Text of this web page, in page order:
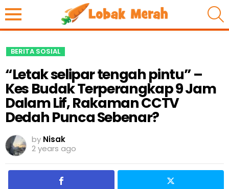
BERITA SOSIAL
“Letak selipar tengah pintu” –
Kes Budak Terperangkap 9 Jam
Dalam Lif, Rakaman CCTV
Dedah Punca Sebenar?
by Nisak
2 years ago